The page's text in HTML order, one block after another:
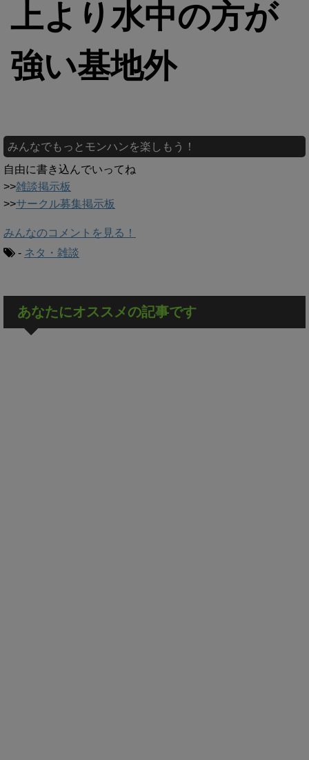
上より水中の方が
強い基地外
みんなでもっとモンハンを楽しもう！
自由に書き込んでいってね
>>雑談掲示板
>>サークル募集掲示板
みんなのコメントを見る！
- ネタ・雑談
あなたにオススメの記事です